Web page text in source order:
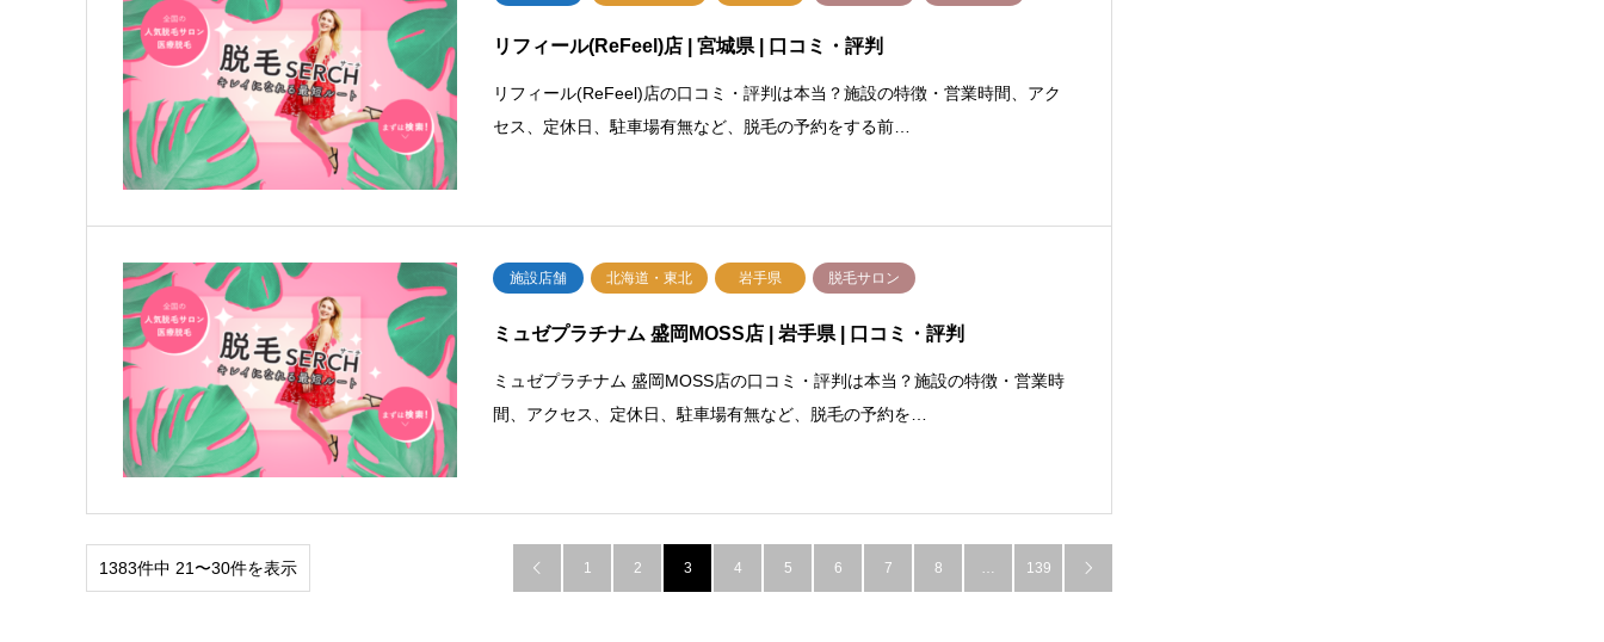
リフィール(ReFeel)店 | 宮城県 | 口コミ・評判
リフィール(ReFeel)店の口コミ・評判は本当？施設の特徴・営業時間、アク
セス、定休日、駐車場有無など、脱毛の予約をする前…
施設店舗 北海道・東北 岩手県 脱毛サロン
ミュゼプラチナム 盛岡MOSS店 | 岩手県 | 口コミ・評判
ミュゼプラチナム 盛岡MOSS店の口コミ・評判は本当？施設の特徴・営業時
間、アクセス、定休日、駐車場有無など、脱毛の予約を…
1383件中 21〜30件を表示  1 2 3 4 5 6 7 8 … 139 